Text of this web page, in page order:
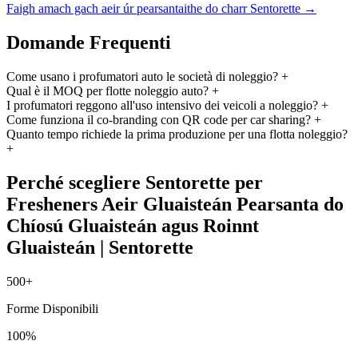
Faigh amach gach aeir úr pearsantaithe do charr Sentorette →
Domande Frequenti
Come usano i profumatori auto le società di noleggio? +
Qual è il MOQ per flotte noleggio auto? +
I profumatori reggono all'uso intensivo dei veicoli a noleggio? +
Come funziona il co-branding con QR code per car sharing? +
Quanto tempo richiede la prima produzione per una flotta noleggio?
+
Perché scegliere Sentorette per
Fresheners Aeir Gluaisteán Pearsanta do
Chíosú Gluaisteán agus Roinnt
Gluaisteán | Sentorette
500+
Forme Disponibili
100%